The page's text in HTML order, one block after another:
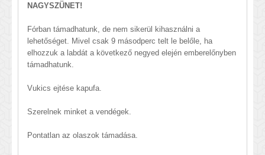
NAGYSZÜNET!
Fórban támadhatunk, de nem sikerül kihasználni a
lehetőséget. Mivel csak 9 másodperc telt le belőle, ha
elhozzuk a labdát a következő negyed elején emberelőnyben
támadhatunk.
Vukics ejtése kapufa.
Szerelnek minket a vendégek.
Pontatlan az olaszok támadása.